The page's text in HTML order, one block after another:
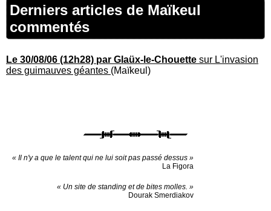
Derniers articles de Maïkeul
commentés
Le 30/08/06 (12h28) par Glaüx-le-Chouette sur L'invasion
des guimauves géantes (Maïkeul)
« Il n'y a que le talent qui ne lui soit pas passé dessus »
La Figora
« Un site de standing et de bites molles. »
Dourak Smerdiakov